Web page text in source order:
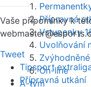
Přípravná
Vstupenky
Uvolňování
Zvýhodněné
On-line
A-tým
Vaše připomínky k
webmaster
Tweet
Tipsport
Přípravná utkání